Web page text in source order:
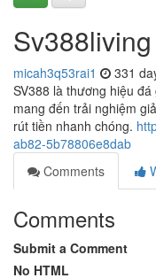
Sv388living
micah3q53rai1 331
SV388 là thương hiệu
mang đến trải nghiệm
rút tiền nhanh chóng.
ab82-5b78806e8dab
Comments
Comments
Submit a Comment
No HTML